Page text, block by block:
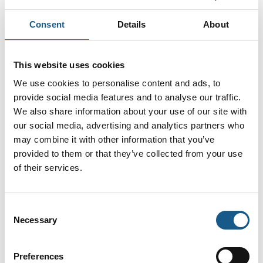
Consent Details About
This website uses cookies
We use cookies to personalise content and ads, to
provide social media features and to analyse our traffic.
We also share information about your use of our site with
our social media, advertising and analytics partners who
may combine it with other information that you’ve
provided to them or that they’ve collected from your use
of their services.
Selection
Necessary
Preferences
tages udgangspunkt i kundernes specifikke
en ren handelsvirksomhed til også selv at
4 opslag
seneste fra 18. april 2023
1 kontakt­
personer
JKS
B
ethvert behov indenfor faste og midlertidige
ansættelser. Vi levere medarbejdere til alle
funktioner i organisationen - indenfor alle
brancher. Kort sagt: Vi dækker 360 grader.
6 opslag
Leuze electronic Scandinavia